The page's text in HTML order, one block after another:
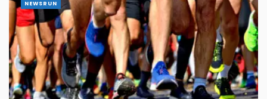
NEWSRUN